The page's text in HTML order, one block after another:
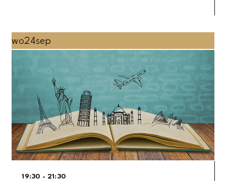
wo24sep
19:30 - 21:30